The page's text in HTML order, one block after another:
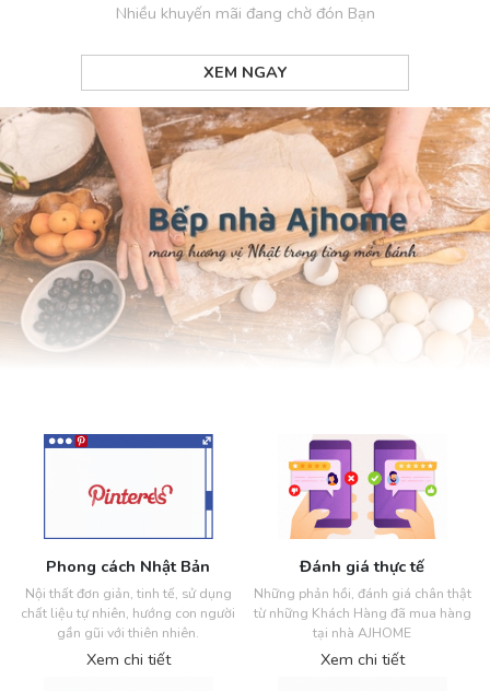
Nhiều khuyến mãi đang chờ đón Bạn
XEM NGAY
Phong cách Nhật Bản
Nội thất đơn giản, tinh tế, sử dụng
chất liệu tự nhiên, hướng con người
gần gũi với thiên nhiên.
Xem chi tiết
Đánh giá thực tế
Những phản hồi, đánh giá chân thật
từ những Khách Hàng đã mua hàng
tại nhà AJHOME
Xem chi tiết